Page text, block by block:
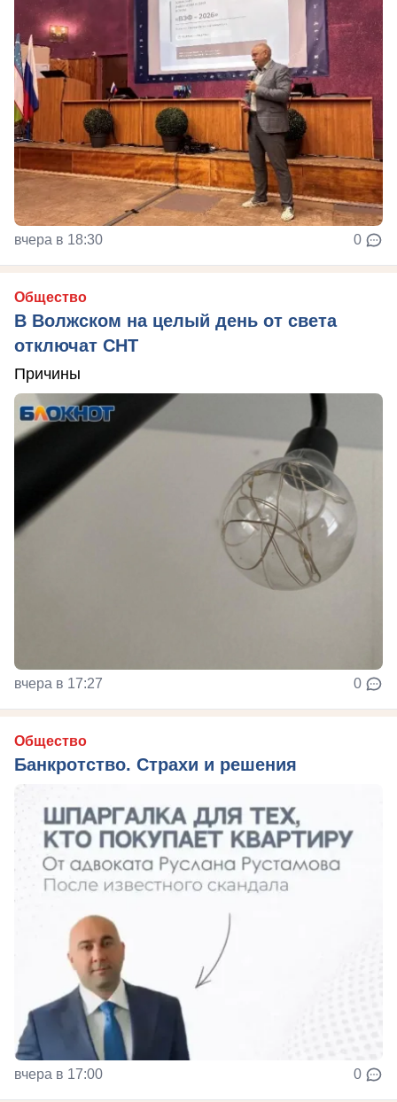
вчера в 18:30 0
Общество
В Волжском на целый день от света
отключат СНТ
Причины
вчера в 17:27 0
Общество
Банкротство. Страхи и решения
вчера в 17:00 0